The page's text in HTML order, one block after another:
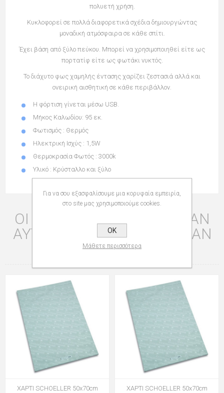
πολυετή χρήση.
Κυκλοφορεί σε πολλά διαφορετικά σχέδια δημιουργώντας
μοναδική ατμόσφαιρα σε κάθε σπίτι.
Έχει βάση από ξύλο πεύκου. Μπορεί να χρησιμοποιηθεί είτε ως
πορτατίφ είτε ως φωτάκι νυκτός.
Το διάχυτο φως χαμηλής έντασης χαρίζει ζεστασιά αλλά και
ονειρική αισθητική σε κάθε περιβάλλον.
Η φόρτιση γίνεται μέσω USB.
Μήκος Καλωδίου: 95 εκ.
Φωτισμός : Θερμός
Ηλεκτρική Ισχύς : 1,5W
Θερμοκρασία Φωτός : 3000k
Υλικό : Κρύσταλλο και ξύλο
ΟΙ ΠΕΛΆΤΕΣ ΠΟΥ ΑΓΌΡΑΣΑΝ
ΑΥΤΌ ΤΟ ΠΡΟΪΌΝ ΑΓΌΡΑΣΑΝ
ΕΠΊΣΗΣ
ΧΑΡΤΙ SCHOELLER 50x70cm
ΧΑΡΤΙ SCHOELLER 50x70cm
Για να σου εξασφαλίσουμε μια κορυφαία εμπειρία,
στο site μας χρησιμοποιούμε cookies.
OK
Μάθετε περισσότερα